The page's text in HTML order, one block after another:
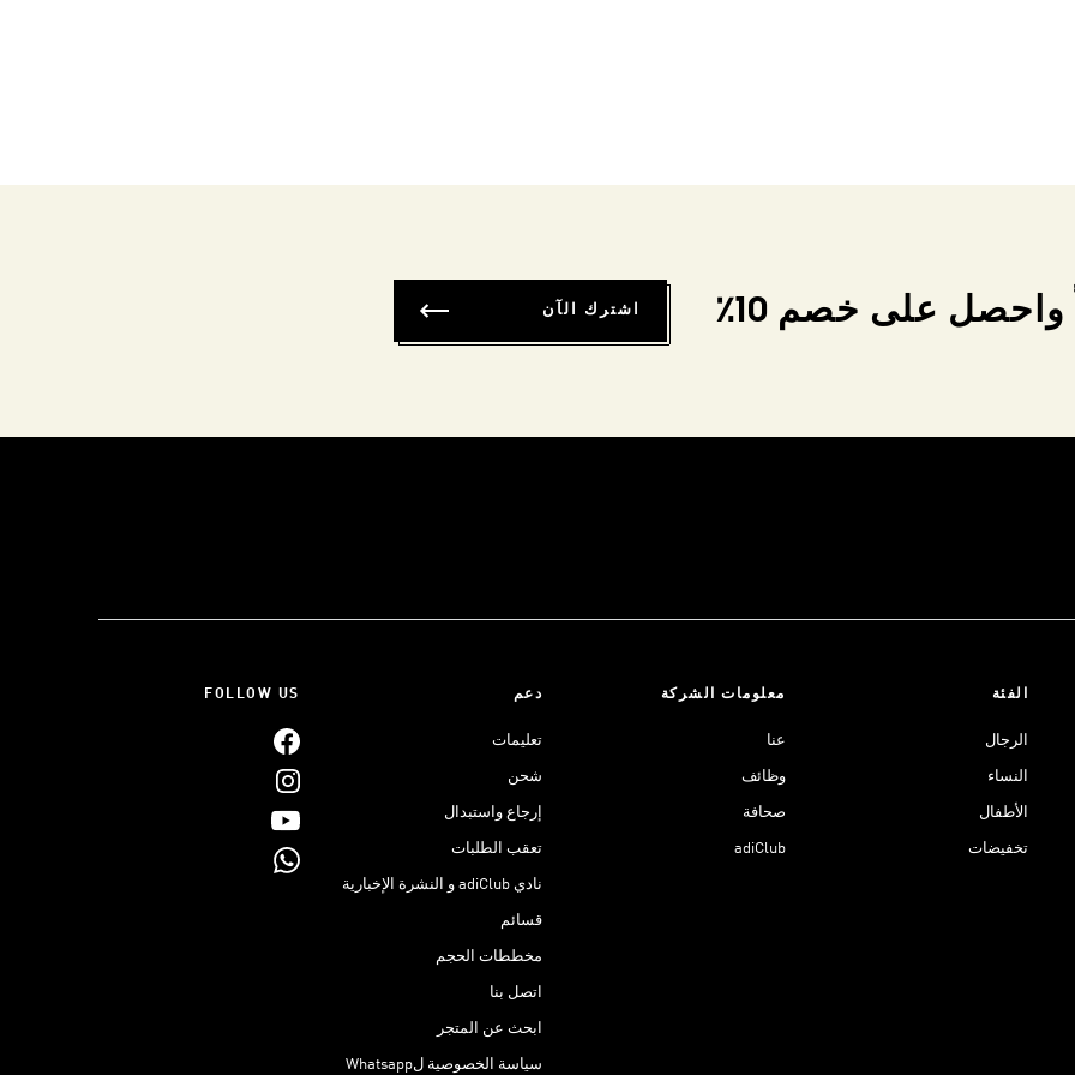
على خصم 10٪ اشترك الآن
الفئة
الرجال
النساء
الأطفال
تخفيضات
معلومات الشركة
عنا
وظائف
صحافة
adiClub
دعم
تعليمات
شحن
إرجاع واستبدال
تعقب الطلبات
نادي adiClub و النشرة الإخبارية
قسائم
مخططات الحجم
اتصل بنا
ابحث عن المتجر
سياسة الخصوصية لWhatsapp
FOLLOW US